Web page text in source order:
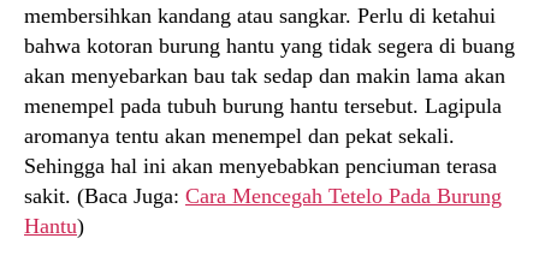
membersihkan kandang atau sangkar. Perlu di ketahui
bahwa kotoran burung hantu yang tidak segera di buang
akan menyebarkan bau tak sedap dan makin lama akan
menempel pada tubuh burung hantu tersebut. Lagipula
aromanya tentu akan menempel dan pekat sekali.
Sehingga hal ini akan menyebabkan penciuman terasa
sakit. (Baca Juga: Cara Mencegah Tetelo Pada Burung
Hantu)